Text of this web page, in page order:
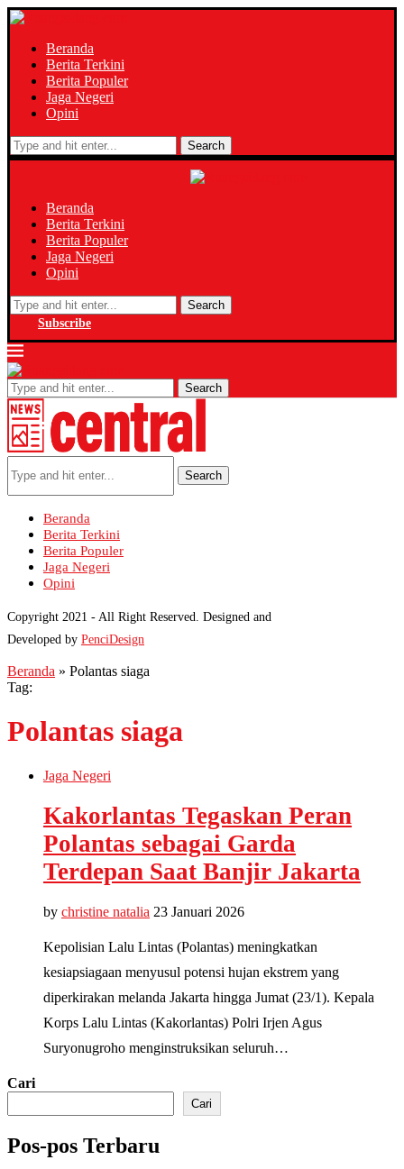
Beranda
Berita Terkini
Berita Populer
Jaga Negeri
Opini
Search
Beranda
Berita Terkini
Berita Populer
Jaga Negeri
Opini
Search
Subscribe
Search
Search
Beranda
Berita Terkini
Berita Populer
Jaga Negeri
Opini
Copyright 2021 - All Right Reserved. Designed and
Developed by PenciDesign
Beranda » Polantas siaga
Tag:
Polantas siaga
Jaga Negeri
Kakorlantas Tegaskan Peran
Polantas sebagai Garda
Terdepan Saat Banjir Jakarta
by christine natalia 23 Januari 2026
Kepolisian Lalu Lintas (Polantas) meningkatkan
kesiapsiagaan menyusul potensi hujan ekstrem yang
diperkirakan melanda Jakarta hingga Jumat (23/1). Kepala
Korps Lalu Lintas (Kakorlantas) Polri Irjen Agus
Suryonugroho menginstruksikan seluruh…
Cari
Cari
Pos-pos Terbaru